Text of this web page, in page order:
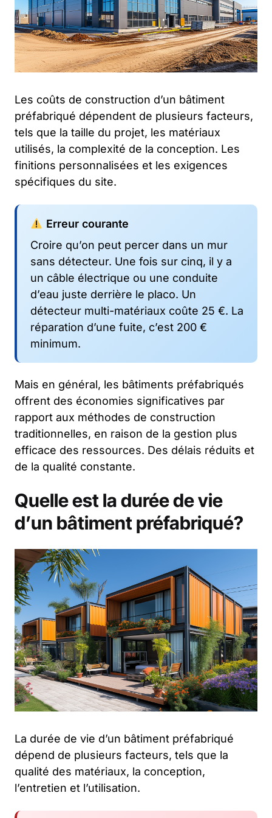
Les coûts de construction d’un bâtiment
préfabriqué dépendent de plusieurs facteurs,
tels que la taille du projet, les matériaux
utilisés, la complexité de la conception. Les
finitions personnalisées et les exigences
spécifiques du site.
Erreur courante
Croire qu’on peut percer dans un mur
sans détecteur. Une fois sur cinq, il y a
un câble électrique ou une conduite
d’eau juste derrière le placo. Un
détecteur multi-matériaux coûte 25 €. La
réparation d’une fuite, c’est 200 €
minimum.
Mais en général, les bâtiments préfabriqués
offrent des économies significatives par
rapport aux méthodes de construction
traditionnelles, en raison de la gestion plus
efficace des ressources. Des délais réduits et
de la qualité constante.
Quelle est la durée de vie
d’un bâtiment préfabriqué?
La durée de vie d’un bâtiment préfabriqué
dépend de plusieurs facteurs, tels que la
qualité des matériaux, la conception,
l’entretien et l’utilisation.